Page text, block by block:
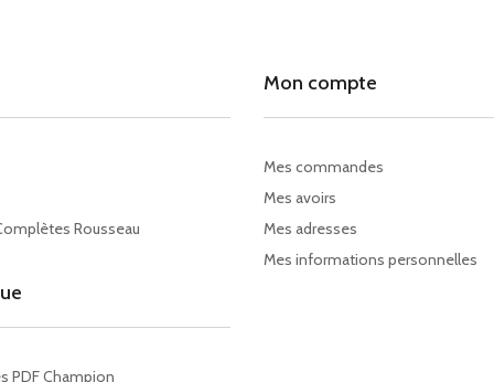
Rousseau
PDF Champion
Mon compte
Mes commandes
Mes avoirs
Mes adresses
Mes informations personnelles